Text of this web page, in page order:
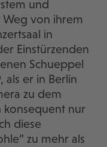
und
von ihrem
in
Einstürzenden
Schueppel
als er in Berlin
zu dem
konsequent nur
diese
zu mehr als